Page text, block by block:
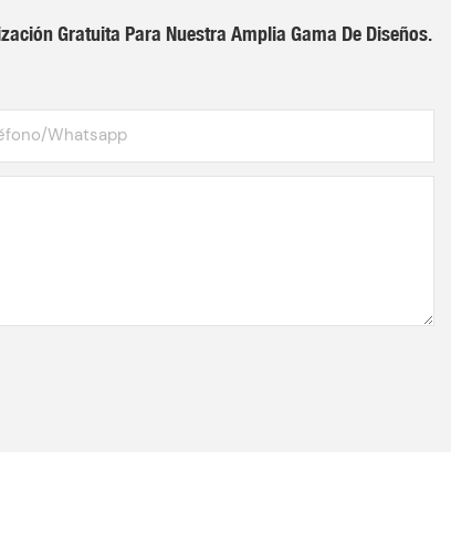
Gratuita Para Nuestra Amplia Gama De Diseños.
whatsapp